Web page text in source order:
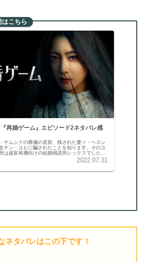
はこちら
再婚ゲーム』エピソード2ネタバレ感
ナムシクの葬儀の直前、残された妻ソ・ヘスン
チン・ユヒに騙されたことを知ります。そのユ
は超富裕層向けの結婚相談所レックスでした。
たユヒが、伴侶探しをしていたのです。2022.07.31
ネタバレはこの下です！